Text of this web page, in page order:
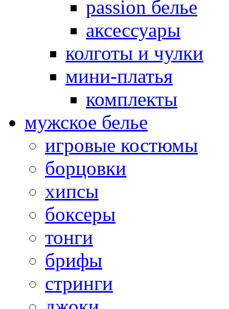
passion белье
аксессуары
колготы и чулки
мини-платья
комплекты
мужское белье
игровые костюмы
борцовки
хипсы
боксеры
тонги
брифы
стринги